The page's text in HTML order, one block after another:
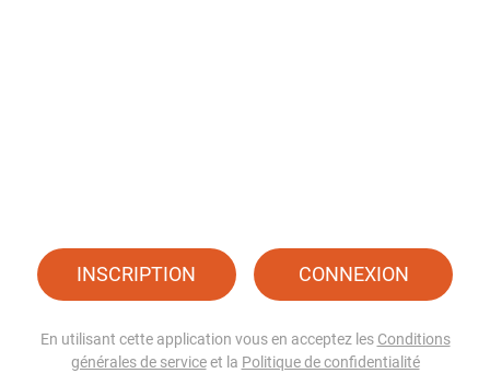
INSCRIPTION CONNEXION
En utilisant cette application vous en acceptez les Conditions
générales de serviceet la Politique de confidentialité